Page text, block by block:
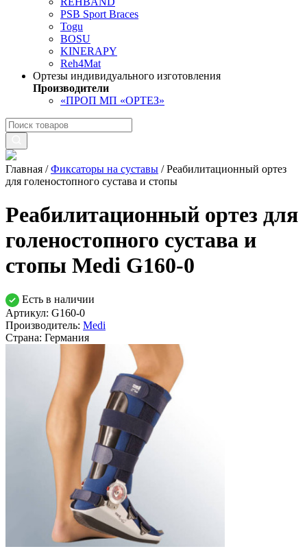
PSB Sport Braces
Togu
BOSU
KINERAPY
Reh4Mat
Ортезы индивидуального изготовления
Производители
«ПРОП МП «ОРТЕЗ»
Главная /Фиксаторы на суставы /Реабилитационный ортез
для голеностопного сустава и стопы
Реабилитационный ортез для
голеностопного сустава и
стопы Medi G160-0
Есть в наличии
Артикул: G160-0
Производитель: Medi
Страна: Германия